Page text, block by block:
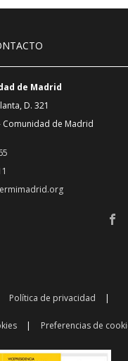
de Madrid
D. 321
Comunidad de Madrid
Política de privacidad
Preferencias de